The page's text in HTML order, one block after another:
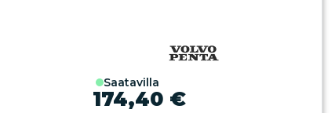
saatavilla
174,40 €